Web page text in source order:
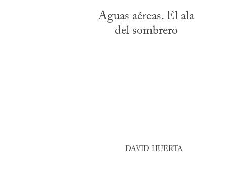
Aguas aéreas. El ala
del sombrero
DAVID HUERTA